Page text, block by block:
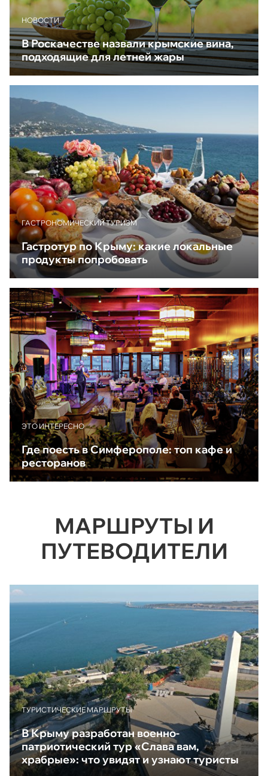
НОВОСТИ
В Роскачестве назвали крымские вина,
подходящие для летней жары
ГАСТРОНОМИЧЕСКИЙ ТУРИЗМ
Гастротур по Крыму: какие локальные
продукты попробовать
ЭТО ИНТЕРЕСНО
Где поесть в Симферополе: топ кафе и
ресторанов
МАРШРУТЫ И
ПУТЕВОДИТЕЛИ
ТУРИСТИЧЕСКИЕ МАРШРУТЫ
В Крыму разработан военно-
патриотический тур «Слава вам,
храбрые»: что увидят и узнают туристы